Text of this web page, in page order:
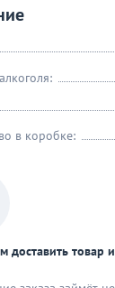
в коробке:
товар